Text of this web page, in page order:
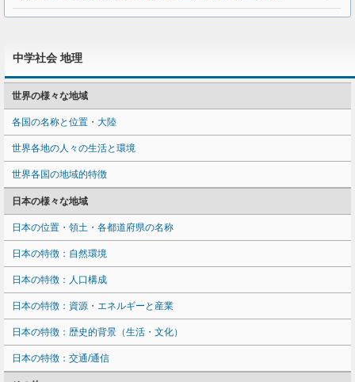
中学社会 地理
世界の様々な地域
各国の名称と位置・大陸
世界各地の人々の生活と環境
世界各国の地域的特徴
日本の様々な地域
日本の位置・領土・各都道府県の名称
日本の特徴：自然環境
日本の特徴：人口構成
日本の特徴：資源・エネルギーと産業
日本の特徴：歴史的背景（生活・文化）
日本の特徴：交通/通信